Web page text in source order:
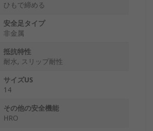
ひもで締める
安全足タイプ
非金属
抵抗特性
耐水, スリップ耐性
サイズUS
14
その他の安全機能
HRO